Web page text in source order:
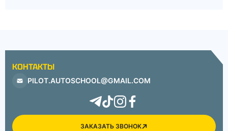
КОНТАКТЫ
PILOT.AUTOSCHOOL@GMAIL.COM
ЗАКАЗАТЬ ЗВОНОК